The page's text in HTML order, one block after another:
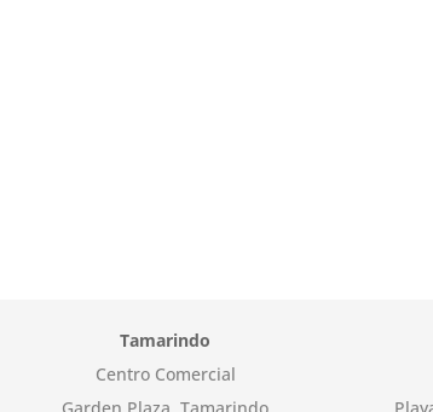
Tamarindo
Centro Comercial